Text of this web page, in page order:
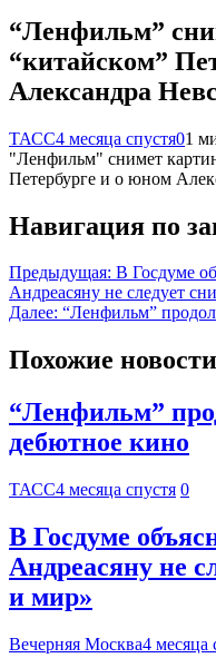
“Ленфильм”
“китайском”
Александра
ТАСС4 месяца спустя01
"Ленфильм" снимет
Петербурге и о юном
Навигация по
Предыдущая: В Госдуме
Андреасяну не следует
Далее: “Ленфильм”
Похожие новости
“Ленфильм”
дебютное кино
ТАСС4 месяца спустя 0
В Госдуме
Андреасяну не
и мир»
Вечерняя Москва4 месяца